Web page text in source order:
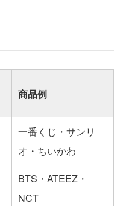
商品例
一番くじ・サンリ
オ・ちいかわ
BTS・ATEEZ・
NCT